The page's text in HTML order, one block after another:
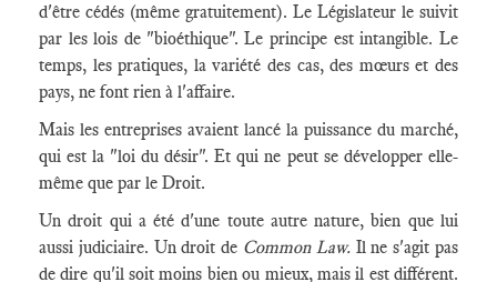
d'être cédés (même gratuitement). Le Législateur le suivit
par les lois de "bioéthique". Le principe est intangible. Le
temps, les pratiques, la variété des cas, des mœurs et des
pays, ne font rien à l'affaire.
Mais les entreprises avaient lancé la puissance du marché,
qui est la "loi du désir". Et qui ne peut se développer elle-
même que par le Droit.
Un droit qui a été d'une toute autre nature, bien que lui
aussi judiciaire. Un droit de Common Law. Il ne s'agit pas
de dire qu'il soit moins bien ou mieux, mais il est différent.